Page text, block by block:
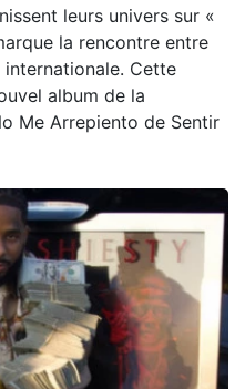
leurs univers sur «
la rencontre entre
Cette
album de la
Me Arrepiento de Sentir